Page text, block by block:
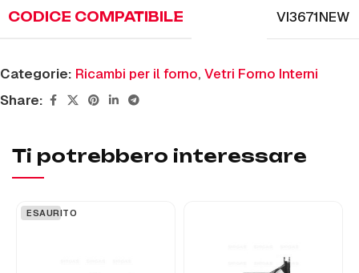
CODICE COMPATIBILE VI3671NEW
Categorie: Ricambi per il forno, Vetri Forno Interni
Share:
Ti potrebbero interessare
ESAURITO